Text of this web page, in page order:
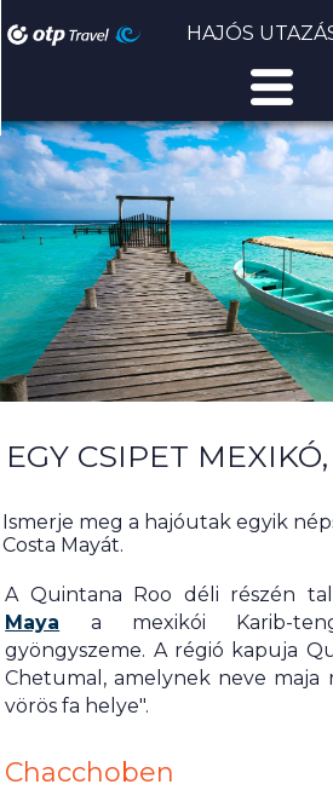
HAJÓS
EGY CSIPET
Ismerje meg a hajóutak egyik
Costa Mayát.
A Quintana Roo déli részén
Maya a mexikói Karib-
gyöngyszeme. A régió kapuja
Chetumal, amelynek neve maja
vörös fa helye".
Chacchoben